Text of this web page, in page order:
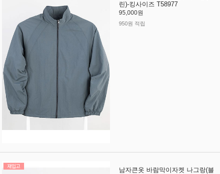
린)-킹사이즈 T58977
95,000원
950원 적립
남자큰옷 바람막이자켓 나그랑(블